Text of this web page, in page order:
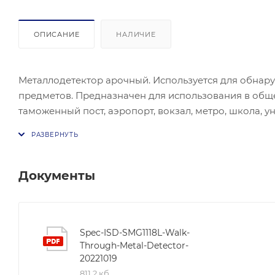
ОПИСАНИЕ НАЛИЧИЕ
Металлодетектор арочный. Используется для
предметов. Предназначен для использования в
таможенный пост, аэропорт, вокзал, метро, школа,
ситуациях. Материал: Пластик, Поликарбонат,
Документы
Spec-ISD-SMG1118L-Walk-
Through-Metal-Detector-
20221019